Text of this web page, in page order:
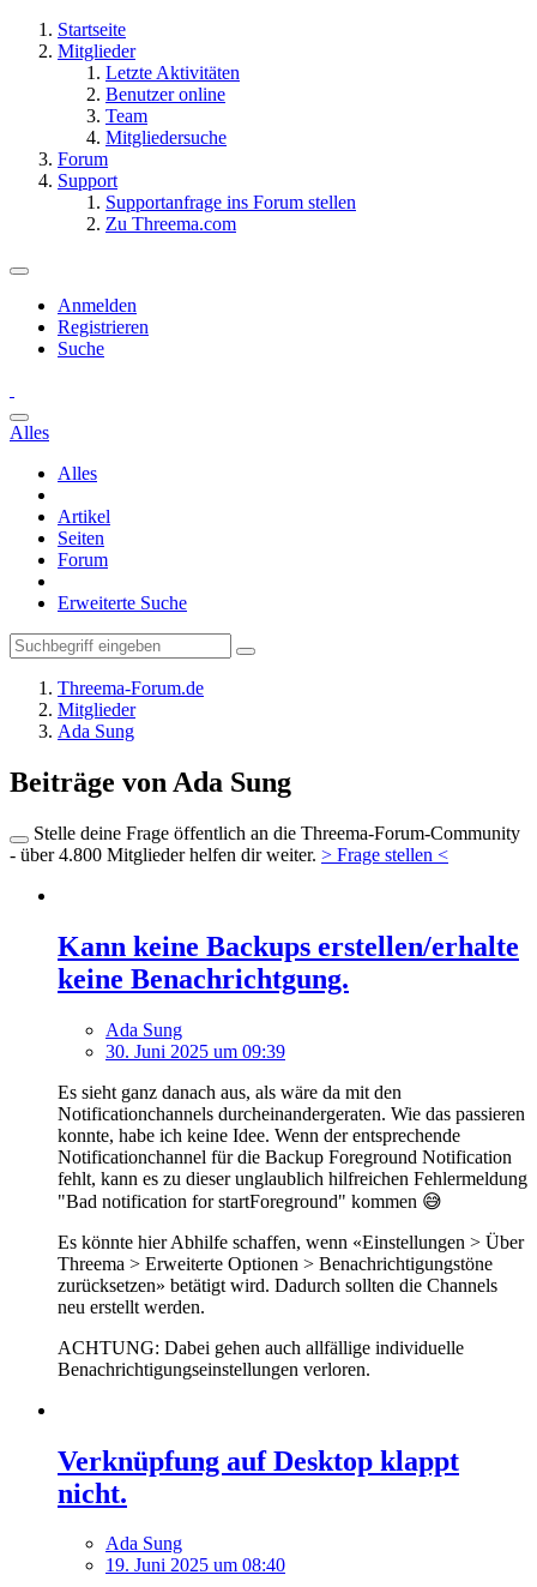
Startseite
Mitglieder
Letzte Aktivitäten
Benutzer online
Team
Mitgliedersuche
Forum
Support
Supportanfrage ins Forum stellen
Zu Threema.com
Anmelden
Registrieren
Suche
Alles
Alles
Artikel
Seiten
Forum
Erweiterte Suche
Threema-Forum.de
Mitglieder
Ada Sung
Beiträge von Ada Sung
Stelle deine Frage öffentlich an die Threema-Forum-Community
- über 4.800 Mitglieder helfen dir weiter. > Frage stellen <
Kann keine Backups erstellen/erhalte
keine Benachrichtgung.
Ada Sung
30. Juni 2025 um 09:39
Es sieht ganz danach aus, als wäre da mit den
Notificationchannels durcheinandergeraten. Wie das passieren
konnte, habe ich keine Idee. Wenn der entsprechende
Notificationchannel für die Backup Foreground Notification
fehlt, kann es zu dieser unglaublich hilfreichen Fehlermeldung
"Bad notification for startForeground" kommen 😅
Es könnte hier Abhilfe schaffen, wenn «Einstellungen > Über
Threema > Erweiterte Optionen > Benachrichtigungstöne
zurücksetzen» betätigt wird. Dadurch sollten die Channels
neu erstellt werden.
ACHTUNG: Dabei gehen auch allfällige individuelle
Benachrichtigungseinstellungen verloren.
Verknüpfung auf Desktop klappt
nicht.
Ada Sung
19. Juni 2025 um 08:40